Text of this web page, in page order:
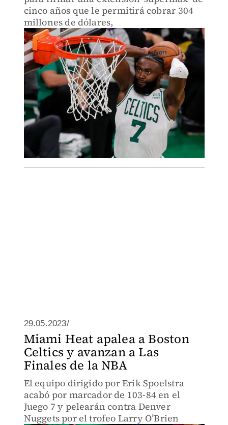
cinco años que le permitirá cobrar 304
millones de dólares,
29.05.2023/
Miami Heat apalea a Boston
Celtics y avanzan a Las
Finales de la NBA
El equipo dirigido por Erik Spoelstra
acabó por marcador de 103-84 en el
Juego 7 y pelearán contra Denver
Nuggets por el trofeo Larry O’Brien